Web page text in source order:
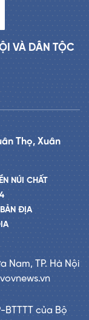
VÀ DÂN TỘC
Thọ, Xuân
NÚI CHẤT
ĐỊA
Nam, TP. Hà Nội
của Bộ